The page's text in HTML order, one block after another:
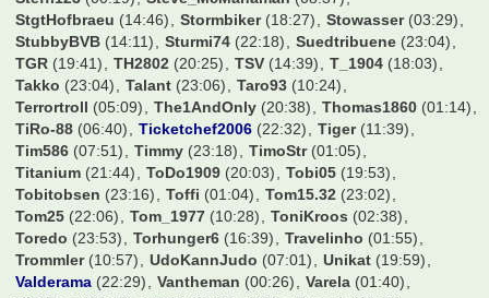
Phil93257(22:54) Philipp09 Piefke
(13:54)
Pionier
(06:40) Poets90 Pokermon11
Pruggel
(00:13) PtoTheWee (10:35)
(05:12)
RC-Jonny
(22:58) RM1902 (02:17) Rakete
(22:52)
Ratzefatz
(15:16) Rausch089
Ravensburger77(22:22) Rehtnap (21:22)
(21:01)
(11:34) Rinnetaler Robben1
(21:47)
Robinho (00:55) Robsn67 (04:36) RollingStone
Rooney1887
(00:43) Rosicky10 (18:50) Rothose1887
Roundhopper53
(02:38) S04Father
S04Wittener
(14:38) Salito0794 (23:41) SaschaQ88
(09:58)
Schmucki
(21:37) Schneckerl (21:25) Schnitzel(20:04)
(21:40) (22:20) Schumi88
(21:28)
Schwabe90(15:52) (00:12) Schwenka5
(00:55)